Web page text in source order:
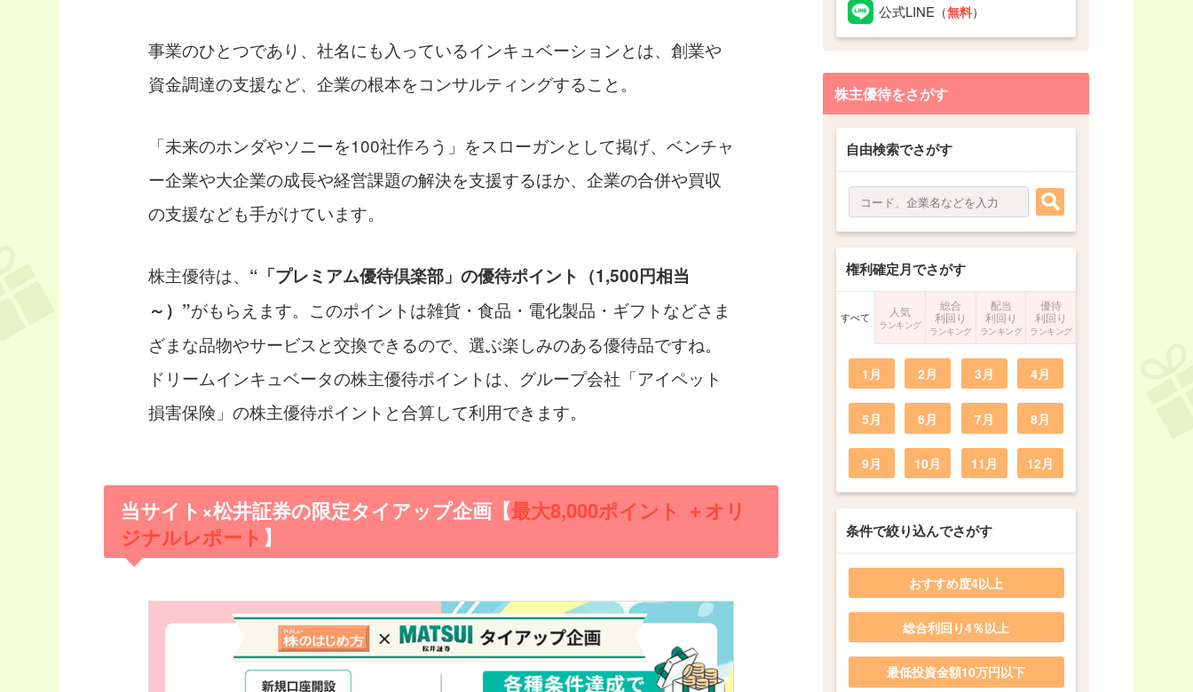
事業のひとつであり、社名にも入っているインキュベーションとは、創業や
資金調達の支援など、企業の根本をコンサルティングすること。
「未来のホンダやソニーを100社作ろう」をスローガンとして掲げ、ベンチャ
ー企業や大企業の成長や経営課題の解決を支援するほか、企業の合併や買収
の支援なども手がけています。
株主優待は、 “「プレミアム優待倶楽部」の優待ポイント（1,500円相当
～）”がもらえます。このポイントは雑貨・食品・電化製品・ギフトなどさま
ざまな品物やサービスと交換できるので、選ぶ楽しみのある優待品ですね。
ドリームインキュベータの株主優待ポイントは、グループ会社「アイペット
損害保険」の株主優待ポイントと合算して利用できます。
当サイト×松井証券の限定タイアップ企画【最大8,000ポイント ＋オリ
ジナルレポート 】
公式LINE （無料）
株主優待をさがす
自由検索でさがす
権利確定月でさがす
すべて 人気
ランキング
総合
利回り
ランキング
配当
利回り
ランキング
優待
利回り
ランキング
1月 2月 3月 4月
5月 6月 7月 8月
9月 10月 11月 12月
条件で絞り込んでさがす
おすすめ度4以上
総合利回り4％以上
最低投資金額10万円以下